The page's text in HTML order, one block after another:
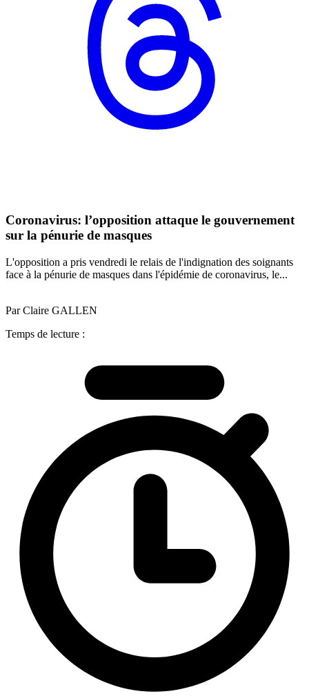
Coronavirus: l’opposition attaque le gouvernement
sur la pénurie de masques
L'opposition a pris vendredi le relais de l'indignation des soignants
face à la pénurie de masques dans l'épidémie de coronavirus, le...
Par Claire GALLEN
Temps de lecture :